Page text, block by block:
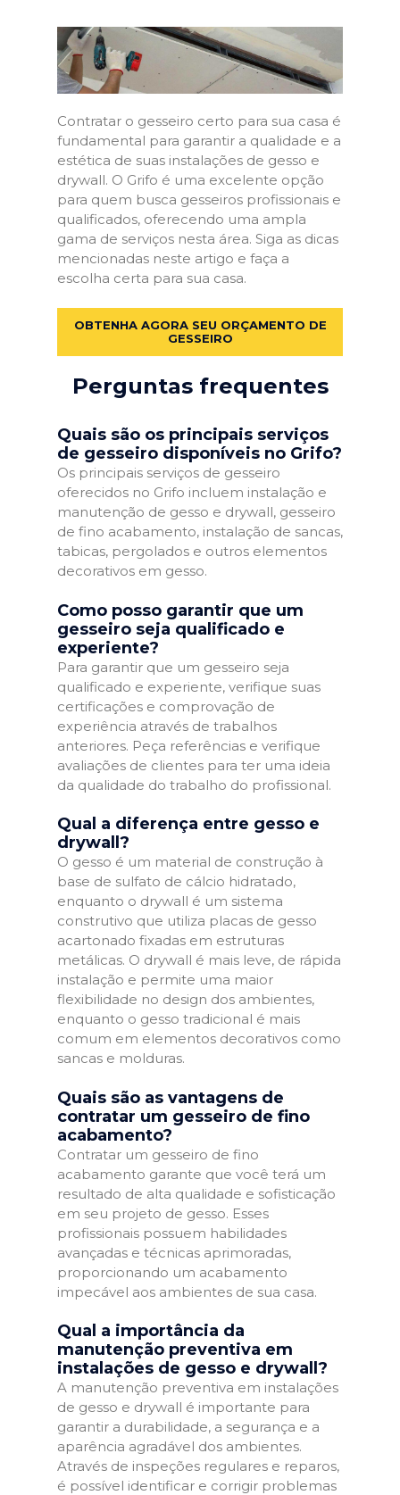
Contratar o gesseiro certo para sua casa é
fundamental para garantir a qualidade e a
estética de suas instalações de gesso e
drywall. O Grifo é uma excelente opção
para quem busca gesseiros profissionais e
qualificados, oferecendo uma ampla
gama de serviços nesta área. Siga as dicas
mencionadas neste artigo e faça a
escolha certa para sua casa.
OBTENHA AGORA SEU ORÇAMENTO DE
GESSEIRO
Perguntas frequentes
Quais são os principais serviços
de gesseiro disponíveis no Grifo?
Os principais serviços de gesseiro
oferecidos no Grifo incluem instalação e
manutenção de gesso e drywall, gesseiro
de fino acabamento, instalação de sancas,
tabicas, pergolados e outros elementos
decorativos em gesso.
Como posso garantir que um
gesseiro seja qualificado e
experiente?
Para garantir que um gesseiro seja
qualificado e experiente, verifique suas
certificações e comprovação de
experiência através de trabalhos
anteriores. Peça referências e verifique
avaliações de clientes para ter uma ideia
da qualidade do trabalho do profissional.
Qual a diferença entre gesso e
drywall?
O gesso é um material de construção à
base de sulfato de cálcio hidratado,
enquanto o drywall é um sistema
construtivo que utiliza placas de gesso
acartonado fixadas em estruturas
metálicas. O drywall é mais leve, de rápida
instalação e permite uma maior
flexibilidade no design dos ambientes,
enquanto o gesso tradicional é mais
comum em elementos decorativos como
sancas e molduras.
Quais são as vantagens de
contratar um gesseiro de fino
acabamento?
Contratar um gesseiro de fino
acabamento garante que você terá um
resultado de alta qualidade e sofisticação
em seu projeto de gesso. Esses
profissionais possuem habilidades
avançadas e técnicas aprimoradas,
proporcionando um acabamento
impecável aos ambientes de sua casa.
Qual a importância da
manutenção preventiva em
instalações de gesso e drywall?
A manutenção preventiva em instalações
de gesso e drywall é importante para
garantir a durabilidade, a segurança e a
aparência agradável dos ambientes.
Através de inspeções regulares e reparos,
é possível identificar e corrigir problemas